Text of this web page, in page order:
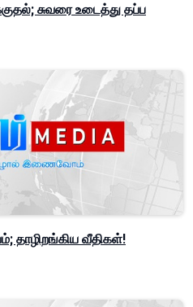
சுவரை உடைத்து தப்ப
தாழிறங்கிய வீதிகள்!